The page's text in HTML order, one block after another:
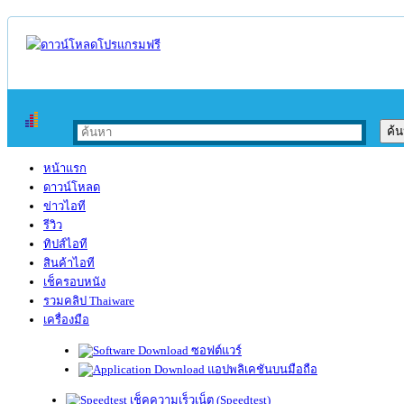
หน้าแรก
ดาวน์โหลด
ข่าวไอที
รีวิว
ทิปส์ไอที
สินค้าไอที
เช็ครอบหนัง
รวมคลิป Thaiware
เครื่องมือ
ซอฟต์แวร์
แอปพลิเคชันบนมือถือ
เช็คความเร็วเน็ต (Speedtest)